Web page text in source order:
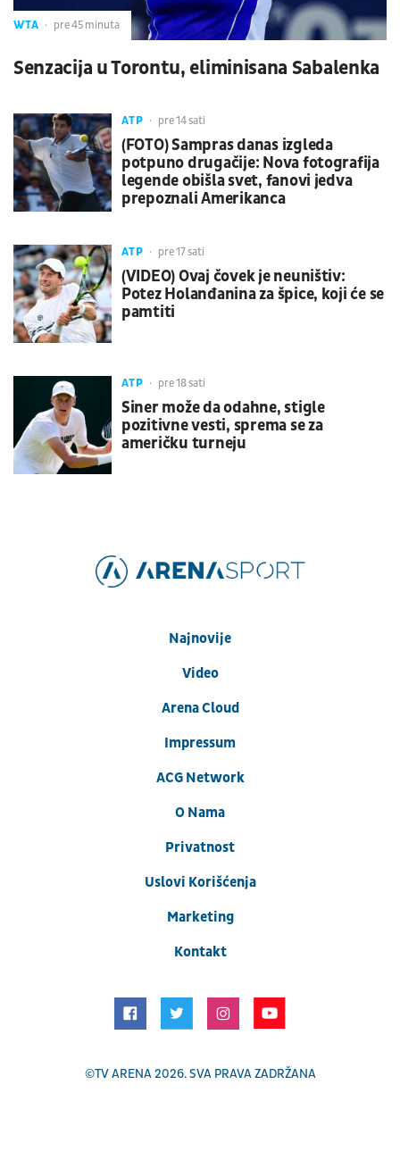
WTA pre 45 minuta
Senzacija u Torontu, eliminisana Sabalenka
ATP pre 14 sati
(FOTO) Sampras danas izgleda
potpuno drugačije: Nova fotografija
legende obišla svet, fanovi jedva
prepoznali Amerikanca
ATP pre 17 sati
(VIDEO) Ovaj čovek je neuništiv:
Potez Holanđanina za špice, koji će se
pamtiti
ATP pre 18 sati
Siner može da odahne, stigle
pozitivne vesti, sprema se za
američku turneju
Najnovije
Video
Arena Cloud
Impressum
ACG Network
O Nama
Privatnost
Uslovi Korišćenja
Marketing
Kontakt
©TV ARENA2026. SVA PRAVA ZADRŽANA